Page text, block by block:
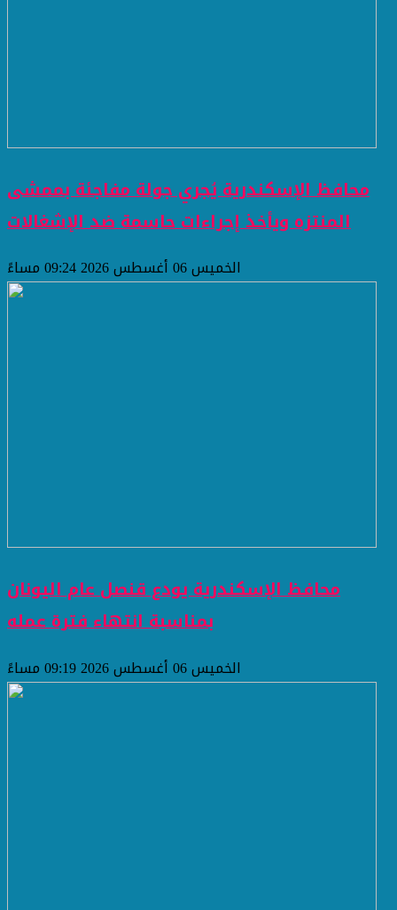
محافظ الإسكندرية يُجري جولة مفاجئة بممشى
المنتزه ويأخذ إجراءات حاسمة ضد الإشغالات
الخميس 06 أغسطس 2026 09:24 مساءً
محافظ الإسكندرية يودع قنصل عام اليونان
بمناسبة انتهاء فترة عمله
الخميس 06 أغسطس 2026 09:19 مساءً